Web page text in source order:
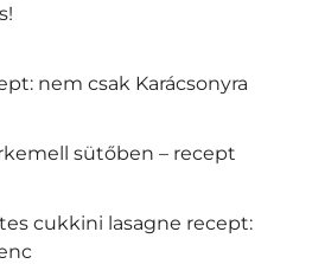
nem csak Karácsonyra
sütőben – recept
cukkini lasagne recept: